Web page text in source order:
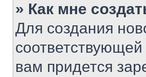
» Как мне
Для создания
вам придется